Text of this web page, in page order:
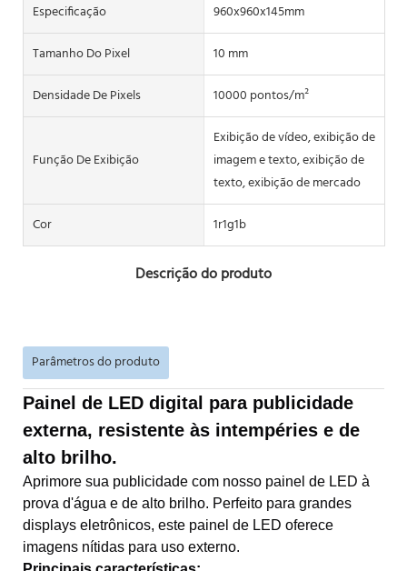
Especificação
960x960x145mm
Tamanho Do Pixel
10 mm
Densidade De Pixels
10000 pontos/m²
Função De Exibição
Exibição de vídeo, exibição de
imagem e texto, exibição de
texto, exibição de mercado
Cor
1r1g1b
Descrição do produto
Parâmetros do produto
Painel de LED digital para publicidade
externa, resistente às intempéries e de
alto brilho.
Aprimore sua publicidade com nosso painel de LED à
prova d'água e de alto brilho. Perfeito para grandes
displays eletrônicos, este painel de LED oferece
imagens nítidas para uso externo.